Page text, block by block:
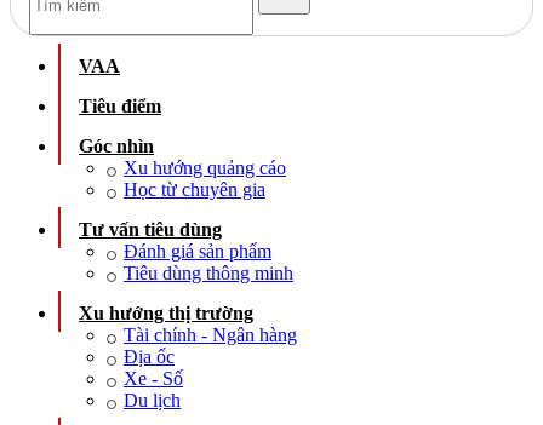
VAA
Tiêu điểm
Góc nhìn
Xu hướng quảng cáo
Học từ chuyên gia
Tư vấn tiêu dùng
Đánh giá sản phẩm
Tiêu dùng thông minh
Xu hướng thị trường
Tài chính - Ngân hàng
Địa ốc
Xe - Số
Du lịch